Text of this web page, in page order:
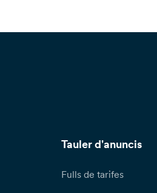
Tauler d'anuncis
Fulls de tarifes